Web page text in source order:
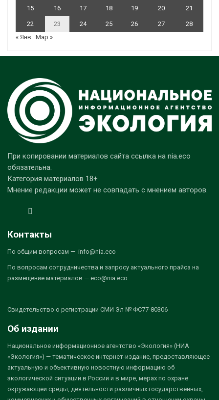
15 16 17 18 19 20 21
22 23 24 25 26 27
28
« Янв
Мар »
При копировании материалов сайта ссылка на nia.eco
обязательна.
Категория материалов 18+
Мнение редакции может не совпадать с мнением авторов.
Контакты
По общим вопросам — info@nia.eco
По вопросам сотрудничества и запросу актуального прайса на
размещение материалов — eco@nia.eco
Свидетельство о регистрации СМИ Эл № ФС77-80306
Об издании
Национальное информационное агентство «Экология» (НИА
«Экология») — тематическое интернет-издание, предоставляющее
актуальную и объективную новостную информацию об
экологической ситуации в России и в мире, мерах по охране
окружающей среды, деятельности различных государственных,